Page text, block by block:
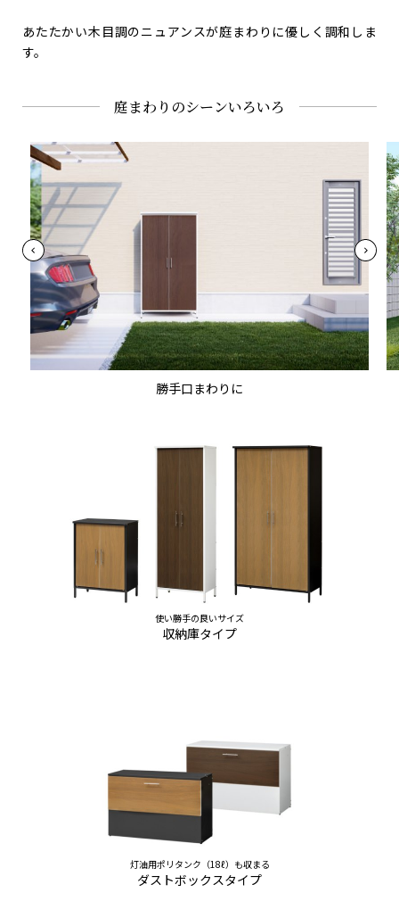
あたたかい木目調のニュアンスが庭まわりに優しく調和しま
す。
庭まわりのシーンいろいろ
勝手口まわりに
使い勝手の良いサイズ
収納庫タイプ
灯油用ポリタンク（18ℓ）も収まる
ダストボックスタイプ